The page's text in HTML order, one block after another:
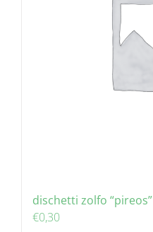
dischetti zolfo “pireos”
€0,30